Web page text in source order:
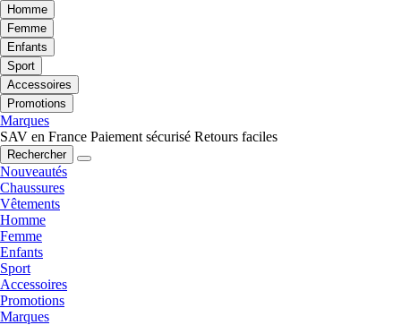
Homme
Femme
Enfants
Sport
Accessoires
Promotions
Marques
SAV en France Paiement sécurisé Retours faciles
Rechercher
Nouveautés
Chaussures
Vêtements
Homme
Femme
Enfants
Sport
Accessoires
Promotions
Marques